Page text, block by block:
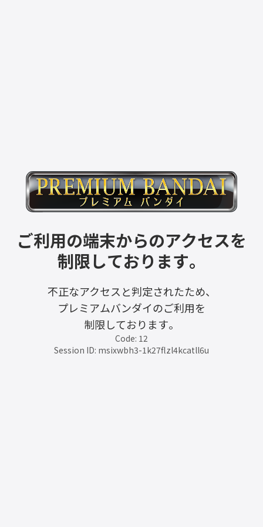
ご利用の端末からのアクセスを
制限しております。
不正なアクセスと判定されたため、
プレミアムバンダイのご利用を
制限しております。
Code: 12
Session ID: msixwbh3-1k27flzl4kcatll6u